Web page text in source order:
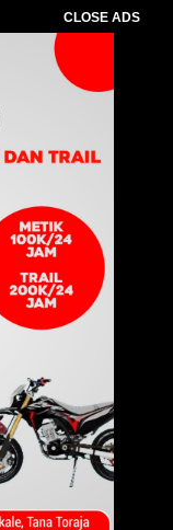
CLOSE ADS